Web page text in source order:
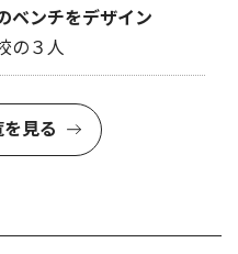
ベンチをデザイン
の３人
見る